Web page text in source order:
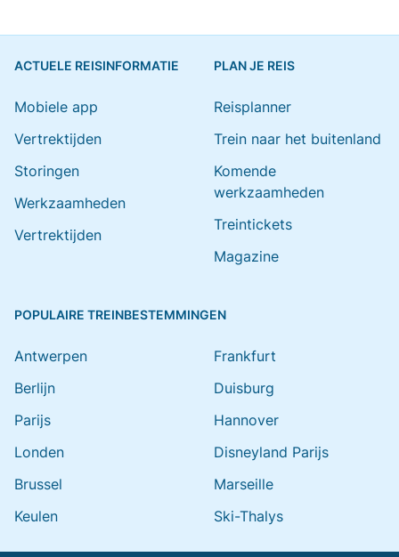
ACTUELE REISINFORMATIE
Mobiele app
Vertrektijden
Storingen
Werkzaamheden
Vertrektijden
PLAN JE REIS
Reisplanner
Trein naar het buitenland
Komende
werkzaamheden
Treintickets
Magazine
POPULAIRE TREINBESTEMMINGEN
Antwerpen
Berlijn
Parijs
Londen
Brussel
Keulen
Frankfurt
Duisburg
Hannover
Disneyland Parijs
Marseille
Ski-Thalys